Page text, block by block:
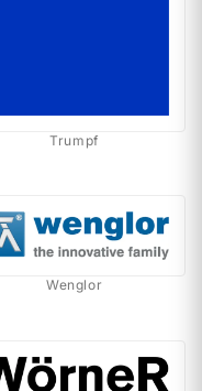
Trumpf
Wenglor